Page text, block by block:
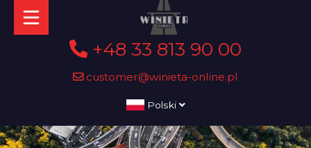
+48 33 813 90 00
customer@winieta-online.pl
Polski